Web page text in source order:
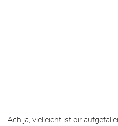
Ach ja, vielleicht ist dir